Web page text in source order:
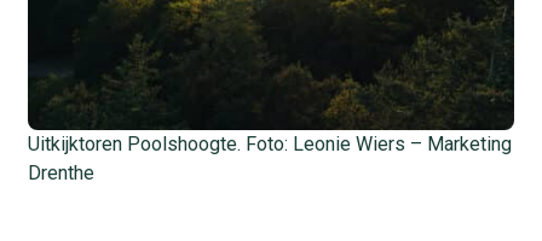
Uitkijktoren Poolshoogte. Foto: Leonie Wiers – Marketing
Drenthe